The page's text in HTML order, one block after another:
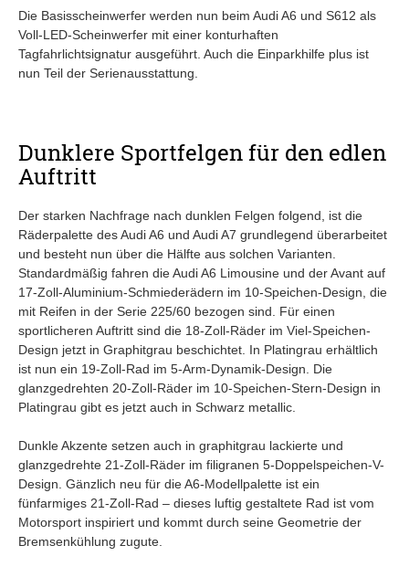
Die Basisscheinwerfer werden nun beim Audi A6 und S612 als
Voll-LED-Scheinwerfer mit einer konturhaften
Tagfahrlichtsignatur ausgeführt. Auch die Einparkhilfe plus ist
nun Teil der Serienausstattung.
Dunklere Sportfelgen für den edlen
Auftritt
Der starken Nachfrage nach dunklen Felgen folgend, ist die
Räderpalette des Audi A6 und Audi A7 grundlegend überarbeitet
und besteht nun über die Hälfte aus solchen Varianten.
Standardmäßig fahren die Audi A6 Limousine und der Avant auf
17-Zoll-Aluminium-Schmiederädern im 10-Speichen-Design, die
mit Reifen in der Serie 225/60 bezogen sind. Für einen
sportlicheren Auftritt sind die 18-Zoll-Räder im Viel-Speichen-
Design jetzt in Graphitgrau beschichtet. In Platingrau erhältlich
ist nun ein 19-Zoll-Rad im 5-Arm-Dynamik-Design. Die
glanzgedrehten 20-Zoll-Räder im 10-Speichen-Stern-Design in
Platingrau gibt es jetzt auch in Schwarz metallic.
Dunkle Akzente setzen auch in graphitgrau lackierte und
glanzgedrehte 21-Zoll-Räder im filigranen 5-Doppelspeichen-V-
Design. Gänzlich neu für die A6-Modellpalette ist ein
fünfarmiges 21-Zoll-Rad ‒ dieses luftig gestaltete Rad ist vom
Motorsport inspiriert und kommt durch seine Geometrie der
Bremsenkühlung zugute.